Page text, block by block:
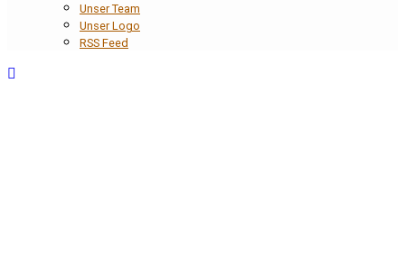
Unser Team
Unser Logo
RSS Feed